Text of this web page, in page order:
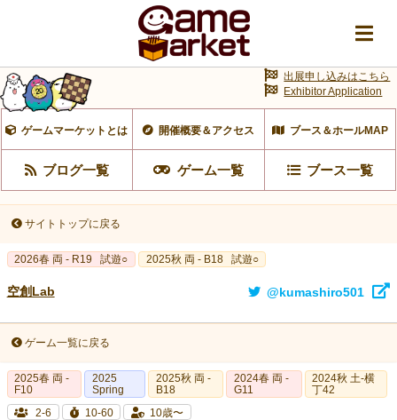
ゲームマーケットとは 開催概要＆アクセス ブース＆ホールMAP
ブログ一覧 ゲーム一覧 ブース一覧
出展申し込みはこちら
Exhibitor Application
サイトトップに戻る
2026春 両 - R19 試遊○ 2025秋 両 - B18 試遊○
空創Lab @kumashiro501
ゲーム一覧に戻る
2025春 両 -
F10
2025
Spring
2025秋 両 -
B18
2024春 両 -
G11
2024秋 土-横
丁42
2-6
10-60 10歳〜